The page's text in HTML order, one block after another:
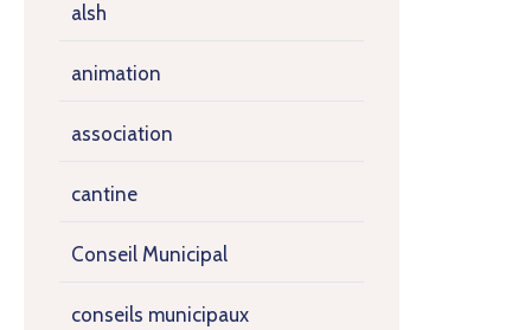
alsh
animation
association
cantine
Conseil Municipal
conseils municipaux